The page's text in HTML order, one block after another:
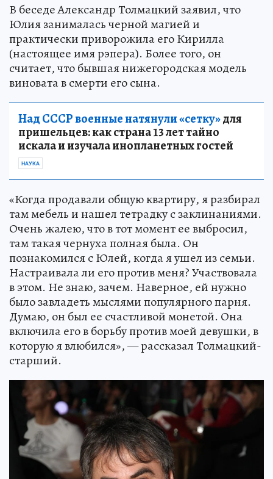
В беседе Александр Толмацкий заявил, что
Юлия занималась черной магией и
практически приворожила его Кирилла
(настоящее имя рэпера). Более того, он
считает, что бывшая нижегородская модель
виновата в смерти его сына.
Над СССР военные натянули «сетку»для
пришельцев: как страна 13 лет тайно
искала и изучала инопланетных гостей
НАУКА
«Когда продавали общую квартиру, я разбирал
там мебель и нашел тетрадку с заклинаниями.
Очень жалею, что в тот момент ее выбросил,
там такая чернуха полная была. Он
познакомился с Юлей, когда я ушел из семьи.
Настраивала ли его против меня? Участвовала
в этом. Не знаю, зачем. Наверное, ей нужно
было завладеть мыслями популярного парня.
Думаю, он был ее счастливой монетой. Она
включила его в борьбу против моей девушки, в
которую я влюбился», — рассказал Толмацкий-
старший.